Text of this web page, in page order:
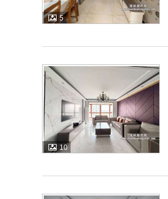
5
10